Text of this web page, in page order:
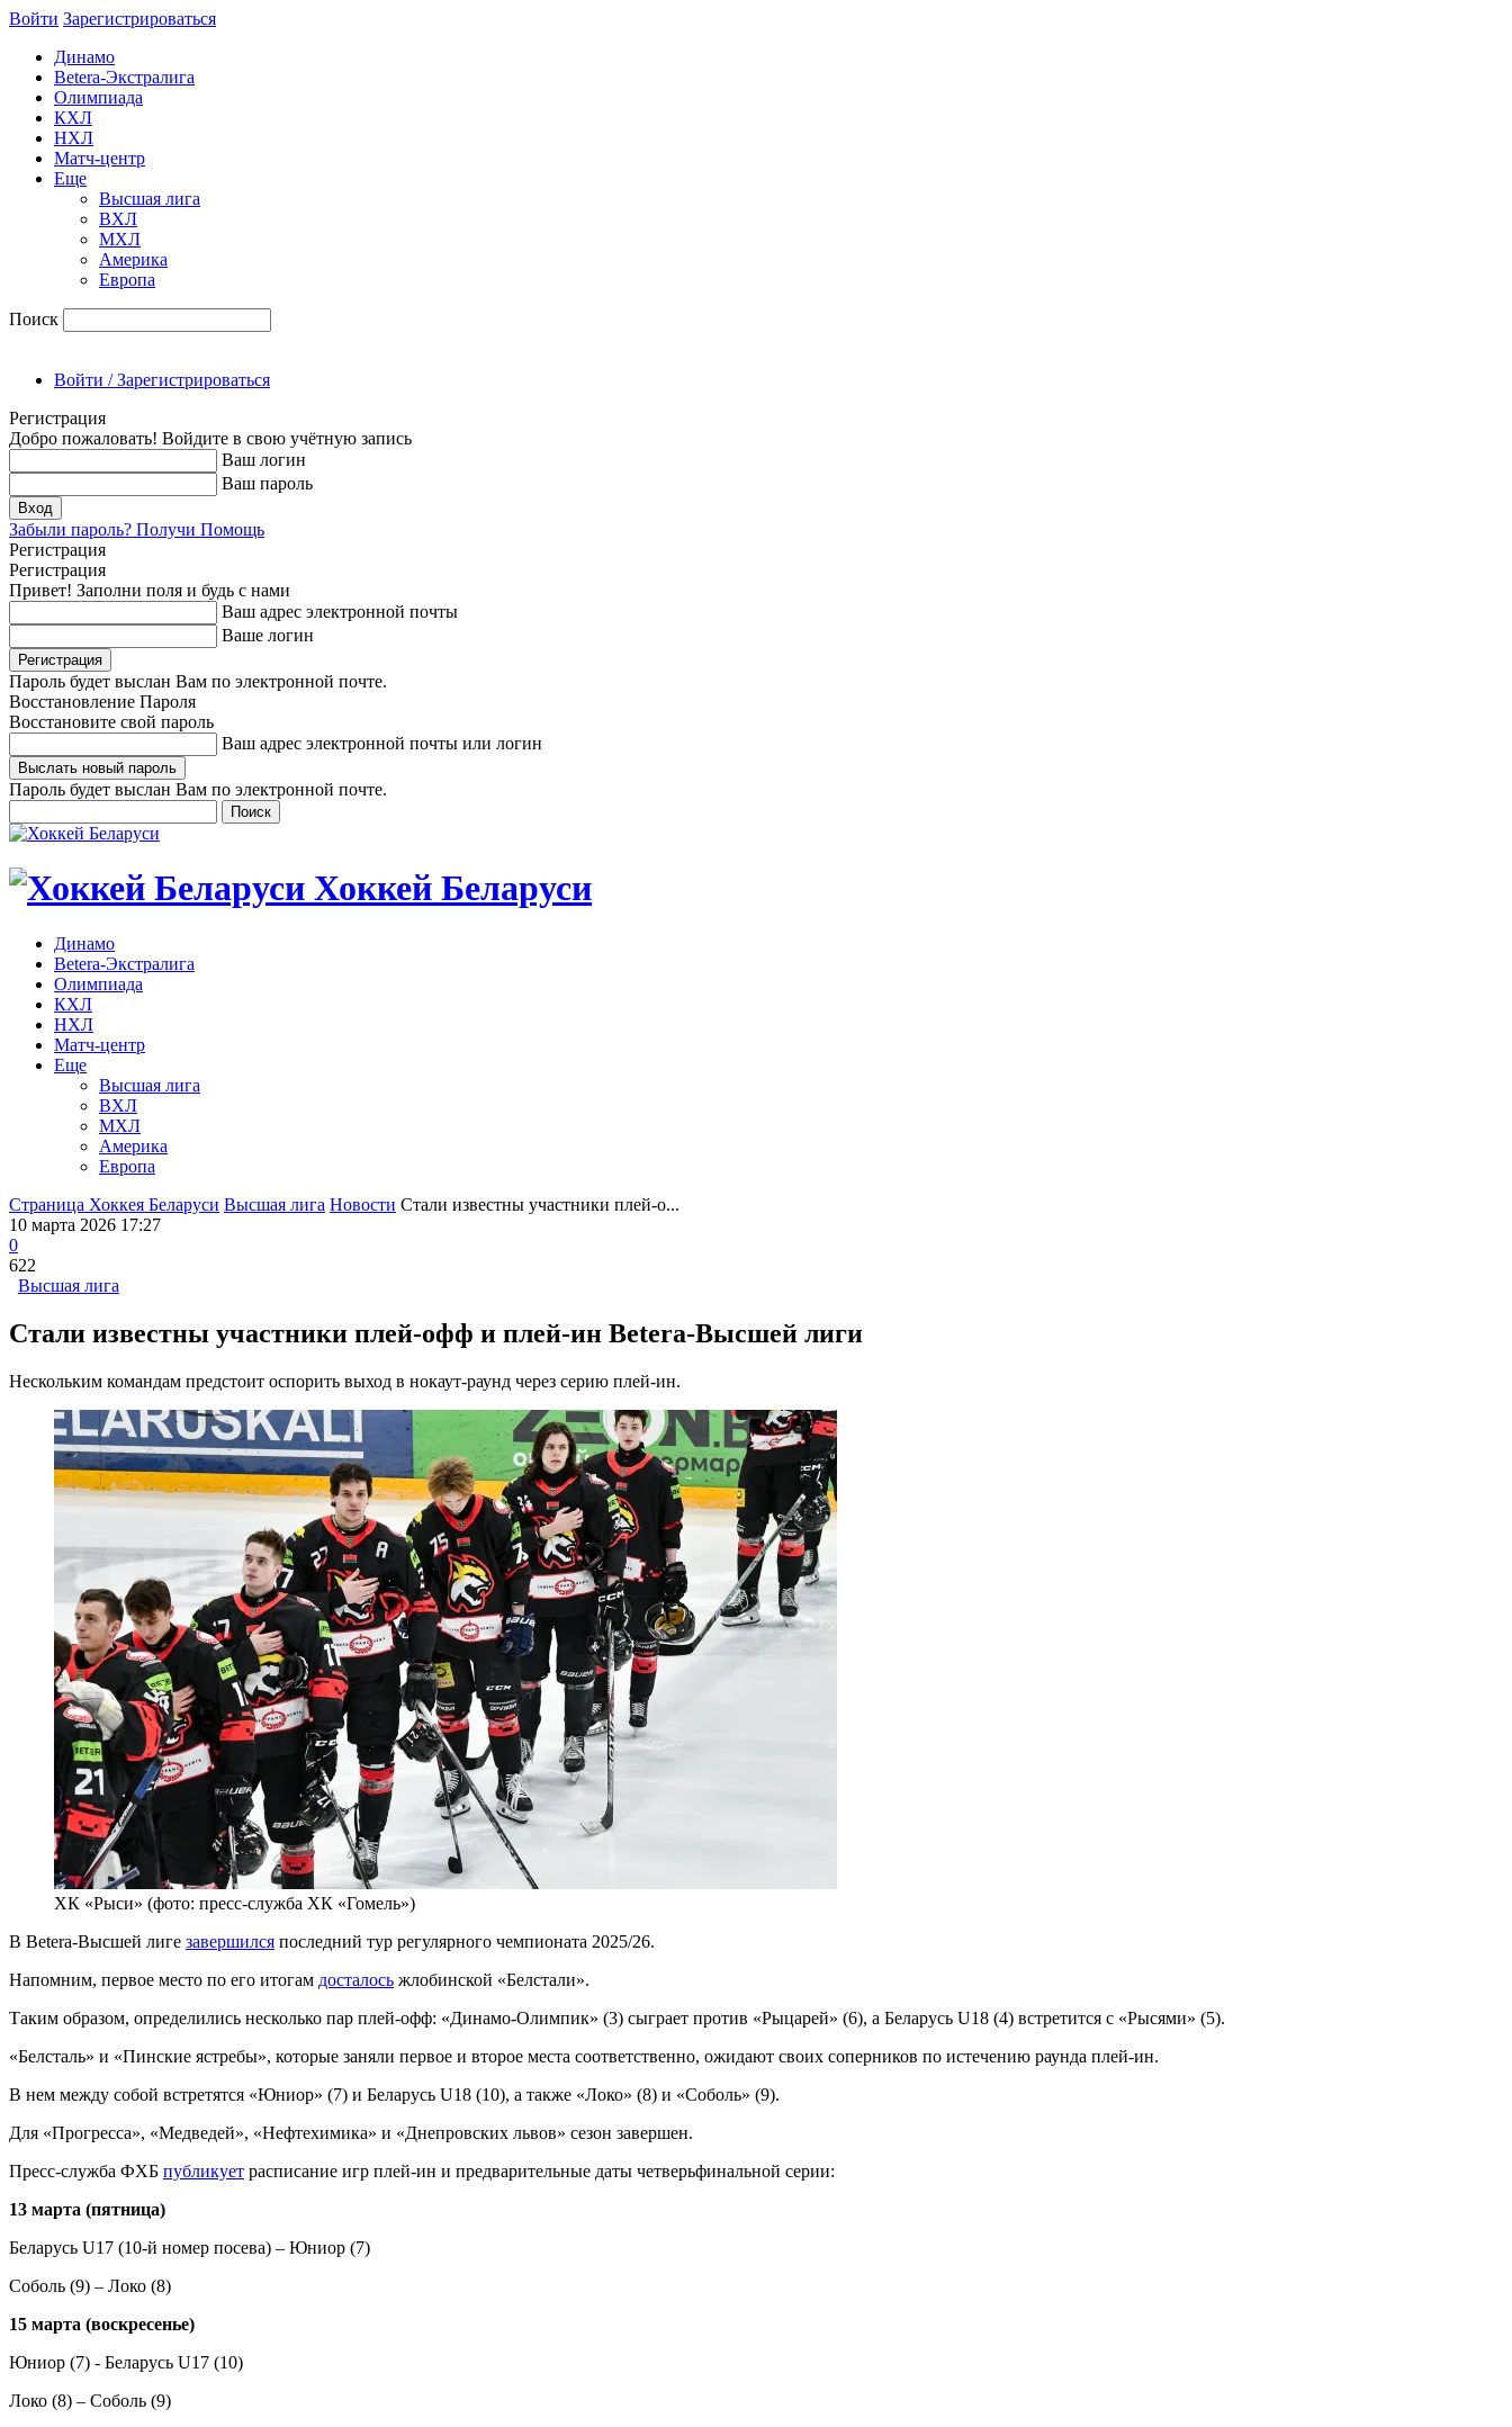
Войти Зарегиcтрироваться
Динамо
Betera-Экстралига
Олимпиада
КХЛ
НХЛ
Матч-центр
Еще
Высшая лига
ВХЛ
МХЛ
Америка
Европа
Поиск
Войти / Зарегистрироваться
Регистрация
Добро пожаловать! Войдите в свою учётную запись
Ваш логин
Ваш пароль
Забыли пароль? Получи Помощь
Регистрация
Регистрация
Привет! Заполни поля и будь с нами
Ваш адрес электронной почты
Ваше логин
Пароль будет выслан Вам по электронной почте.
Восстановление Пароля
Восстановите свой пароль
Ваш адрес электронной почты или логин
Пароль будет выслан Вам по электронной почте.
Хоккей Беларуси
Динамо
Betera-Экстралига
Олимпиада
КХЛ
НХЛ
Матч-центр
Еще
Высшая лига
ВХЛ
МХЛ
Америка
Европа
Страница Хоккея Беларуси Высшая лига Новости Стали известны участники плей-о...
10 марта 2026 17:27
0
622
Высшая лига
Стали известны участники плей-офф и плей-ин Betera-Высшей лиги
Нескольким командам предстоит оспорить выход в нокаут-раунд через серию плей-ин.
ХК «Рыси» (фото: пресс-служба ХК «Гомель»)
В Betera-Высшей лиге завершился последний тур регулярного чемпионата 2025/26.
Напомним, первое место по его итогам досталось жлобинской «Белстали».
Таким образом, определились несколько пар плей-офф: «Динамо-Олимпик» (3) сыграет против «Рыцарей» (6), а Беларусь U18 (4) встретится с «Рысями» (5).
«Белсталь» и «Пинские ястребы», которые заняли первое и второе места соответственно, ожидают своих соперников по истечению раунда плей-ин.
В нем между собой встретятся «Юниор» (7) и Беларусь U18 (10), а также «Локо» (8) и «Соболь» (9).
Для «Прогресса», «Медведей», «Нефтехимика» и «Днепровских львов» сезон завершен.
Пресс-служба ФХБ публикует расписание игр плей-ин и предварительные даты четверьфинальной серии:
13 марта (пятница)
Беларусь U17 (10-й номер посева) – Юниор (7)
Соболь (9) – Локо (8)
15 марта (воскресенье)
Юниор (7) - Беларусь U17 (10)
Локо (8) – Соболь (9)